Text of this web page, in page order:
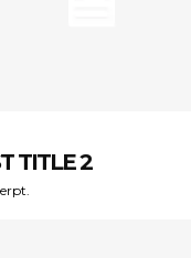
TITLE 2